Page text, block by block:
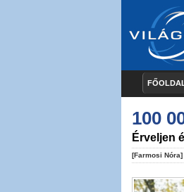
100
Érveljen
[Farmosi Nóra]